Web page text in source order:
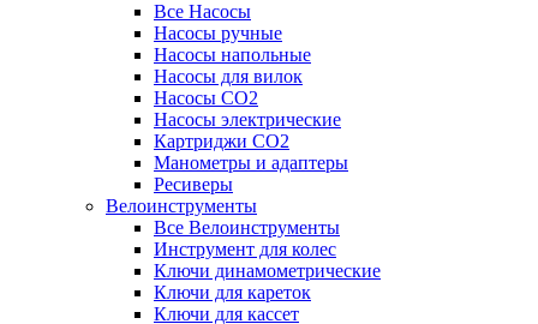
Все Насосы
Насосы ручные
Насосы напольные
Насосы для вилок
Насосы CO2
Насосы электрические
Картриджи CO2
Манометры и адаптеры
Ресиверы
Велоинструменты
Все Велоинструменты
Инструмент для колес
Ключи динамометрические
Ключи для кареток
Ключи для кассет